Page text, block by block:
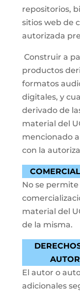
repositorios,
sitios web de
autorizada
Construir a
productos
formatos
digitales, y
derivado de
material del
mencionado
con la
No se
material del
de la misma.
AUTOR
El autor o
adicionales